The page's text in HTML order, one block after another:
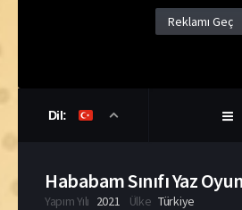
Reklamı Geç
Dil:
Hababam Sınıfı Yaz
Yapım Yılı 2021 Ülke Türkiye